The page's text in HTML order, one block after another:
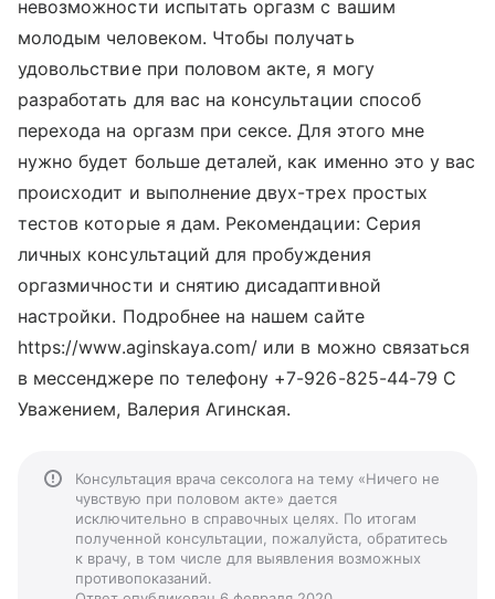
невозможности испытать оргазм с вашим
молодым человеком. Чтобы получать
удовольствие при половом акте, я могу
разработать для вас на консультации способ
перехода на оргазм при сексе. Для этого мне
нужно будет больше деталей, как именно это у вас
происходит и выполнение двух-трех простых
тестов которые я дам. Рекомендации: Серия
личных консультаций для пробуждения
оргазмичности и снятию дисадаптивной
настройки. Подробнее на нашем сайте
https://www.aginskaya.com/ или в можно связаться
в мессенджере по телефону +7-926-825-44-79 С
Уважением, Валерия Агинская.
Консультация врача сексолога на тему «Ничего не
чувствую при половом акте» дается
исключительно в справочных целях. По итогам
полученной консультации, пожалуйста, обратитесь
к врачу, в том числе для выявления возможных
противопоказаний.